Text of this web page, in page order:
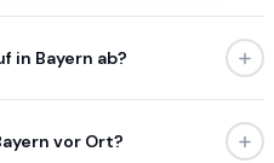
— von der Landeshauptstadt
direkt bei Ihnen, egal wo
Kein Anfahrtsweg für Sie,
in Bayern ab?
füllen Sie unser Online-
vor Ort?